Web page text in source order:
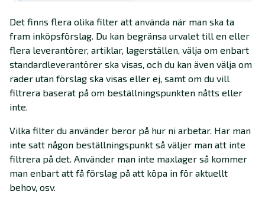
Det finns flera olika filter att använda när man ska ta
fram inköpsförslag. Du kan begränsa urvalet till en eller
flera leverantörer, artiklar, lagerställen, välja om enbart
standardleverantörer ska visas, och du kan även välja om
rader utan förslag ska visas eller ej, samt om du vill
filtrera baserat på om beställningspunkten nåtts eller
inte.
Vilka filter du använder beror på hur ni arbetar. Har man
inte satt någon beställningspunkt så väljer man att inte
filtrera på det. Använder man inte maxlager så kommer
man enbart att få förslag på att köpa in för aktuellt
behov, osv.